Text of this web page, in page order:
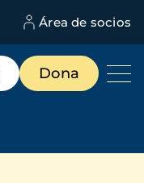
Área de socios
Dona